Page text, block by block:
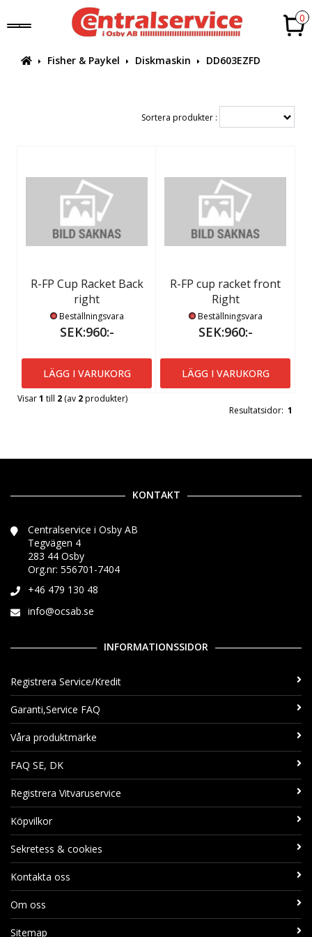
0
Fisher & Paykel Diskmaskin DD603EZFD
Sortera produkter :
R-FP Cup Racket Back
right
Beställningsvara
SEK:960:-
LÄGG I VARUKORG
R-FP cup racket front
Right
Beställningsvara
SEK:960:-
LÄGG I VARUKORG
Visar1 till 2 (av 2produkter)
Resultatsidor: 1
KONTAKT
Centralservice i Osby AB
Tegvägen 4
283 44 Osby
Org.nr: 556701-7404
+46 479 130 48
info@ocsab.se
INFORMATIONSSIDOR
Registrera Service/Kredit
Garanti,Service FAQ
Våra produktmärke
FAQ SE, DK
Registrera Vitvaruservice
Köpvilkor
Sekretess & cookies
Kontakta oss
Om oss
Sitemap